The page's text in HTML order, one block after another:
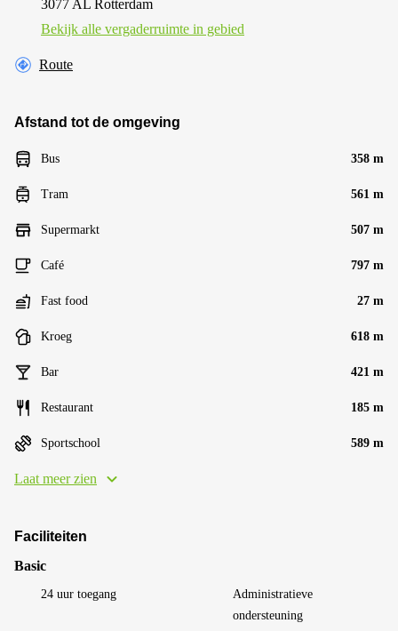
3077 AL Rotterdam
Bekijk alle vergaderruimte in gebied
Route
Afstand tot de omgeving
Bus 358 m
Tram 561 m
Supermarkt 507 m
Café 797 m
Fast food 27 m
Kroeg 618 m
Bar 421 m
Restaurant 185 m
Sportschool 589 m
Laat meer zien
Faciliteiten
Basic
24 uur toegang
Administratieve
ondersteuning